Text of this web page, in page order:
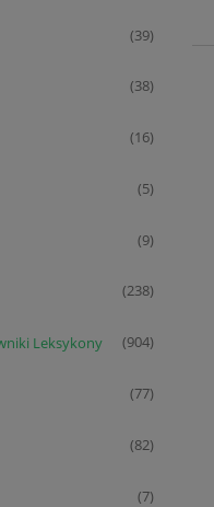
(39)
(38)
(16)
(5)
(9)
(238)
Leksykony (904)
(77)
(82)
(7)